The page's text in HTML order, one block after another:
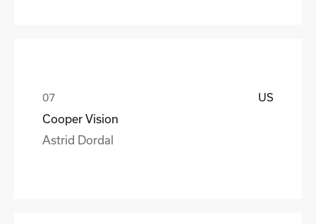
US
Cooper Vision
Astrid Dordal